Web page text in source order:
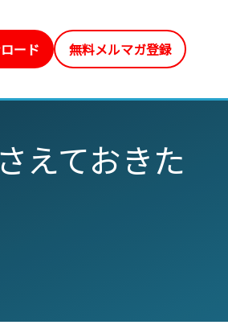
ード 無料メルマガ登録
えておきた